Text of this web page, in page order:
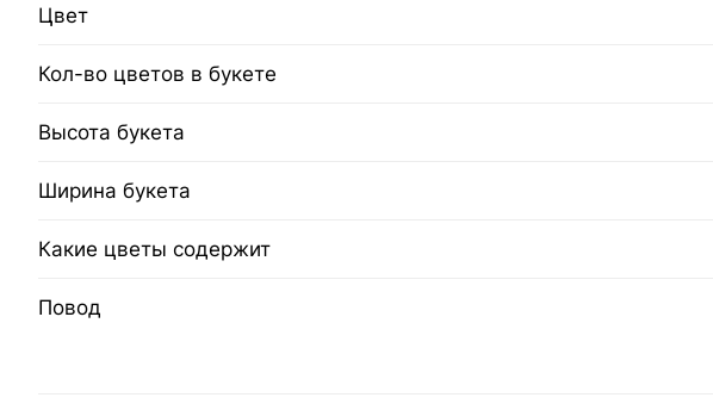
Цвет
Кол-во цветов в букете
Высота букета
Ширина букета
Какие цветы содержит
Повод